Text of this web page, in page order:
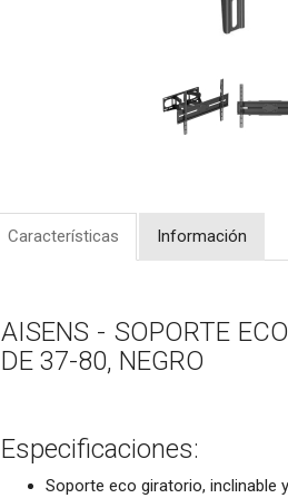
Características Información
AISENS - SOPORTE
DE 37-80, NEGRO
Especificaciones:
Soporte eco giratorio, inclinable